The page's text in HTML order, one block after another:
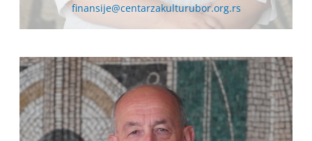
finansije@centarzakulturubor.org.rs